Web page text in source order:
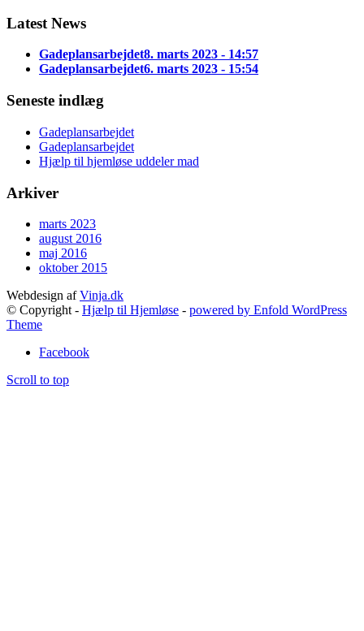
Latest News
Gadeplansarbejdet8. marts 2023 - 14:57
Gadeplansarbejdet6. marts 2023 - 15:54
Seneste indlæg
Gadeplansarbejdet
Gadeplansarbejdet
Hjælp til hjemløse uddeler mad
Arkiver
marts 2023
august 2016
maj 2016
oktober 2015
Webdesign afVinja.dk
© Copyright - Hjælp til Hjemløse - powered by Enfold WordPress
Theme
Facebook
Scroll to top